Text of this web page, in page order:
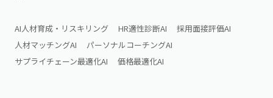
AI人材育成・リスキリング HR適性診断AI
採用面接評価AI
人材マッチングAI
パーソナルコーチングAI
サプライチェーン最適化AI
価格最適化AI